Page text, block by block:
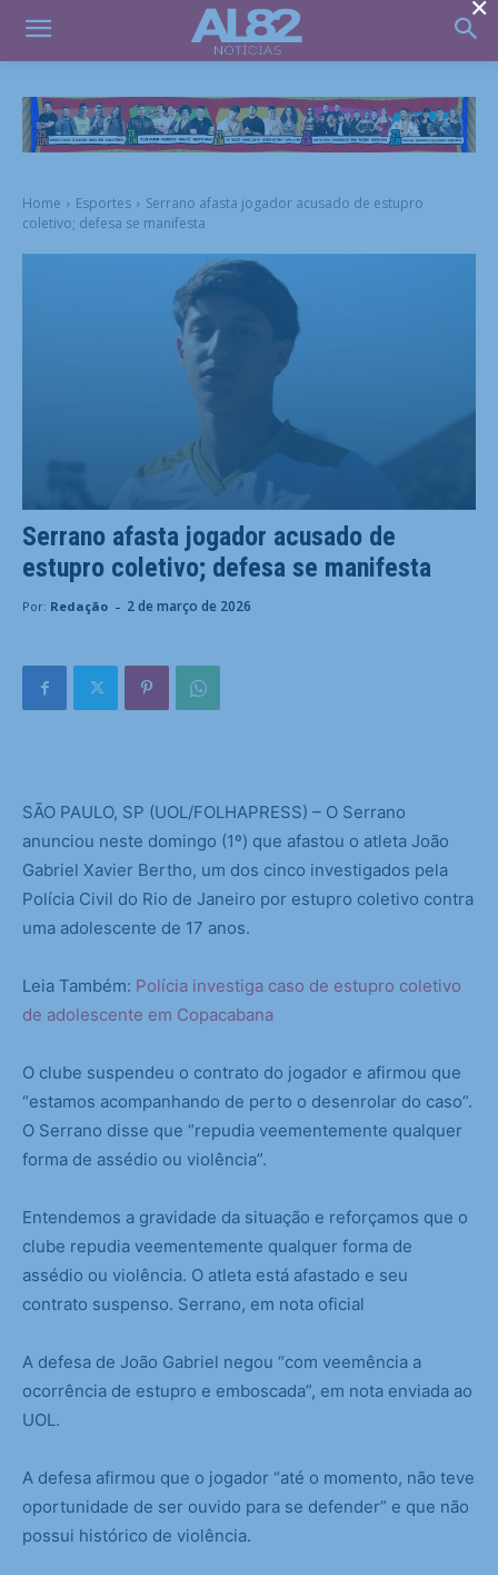
Home Esportes
Serrano afasta jogador acusado de estupro
coletivo; defesa se manifesta
Serrano afasta jogador acusado de
estupro coletivo; defesa se manifesta
Por: Redação - 2 de março de 2026
SÃO PAULO, SP (UOL/FOLHAPRESS) – O Serrano
anunciou neste domingo (1º) que afastou o atleta João
Gabriel Xavier Bertho, um dos cinco investigados pela
Polícia Civil do Rio de Janeiro por estupro coletivo contra
uma adolescente de 17 anos.
Leia Também: Polícia investiga caso de estupro coletivo
de adolescente em Copacabana
O clube suspendeu o contrato do jogador e afirmou que
“estamos acompanhando de perto o desenrolar do caso”.
O Serrano disse que “repudia veementemente qualquer
forma de assédio ou violência”.
Entendemos a gravidade da situação e reforçamos que o
clube repudia veementemente qualquer forma de
assédio ou violência. O atleta está afastado e seu
contrato suspenso. Serrano, em nota oficial
A defesa de João Gabriel negou “com veemência a
ocorrência de estupro e emboscada”, em nota enviada ao
UOL.
A defesa afirmou que o jogador “até o momento, não teve
oportunidade de ser ouvido para se defender” e que não
possui histórico de violência.